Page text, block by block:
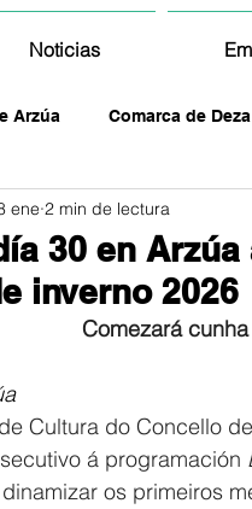
Noticias
Arzúa Comarca de Deza
30 en
inverno 2026
ene 2 min de lectura
Comezará
Cultura do Concello
á programación
os primeiros